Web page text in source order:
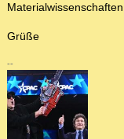
Grüße
--